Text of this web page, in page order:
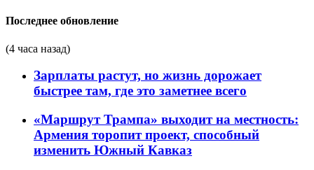
Последнее обновление
(4 часа назад)
Зарплаты растут, но жизнь дорожает
быстрее там, где это заметнее всего
«Маршрут Трампа» выходит на местность:
Армения торопит проект, способный
изменить Южный Кавказ